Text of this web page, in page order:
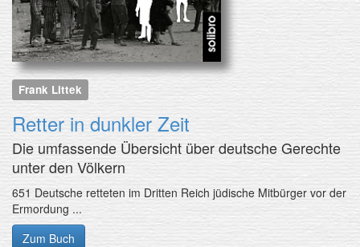
Frank Littek
Retter in dunkler Zeit
Die umfassende Übersicht über deutsche Gerechte
unter den Völkern
651 Deutsche retteten im Dritten Reich jüdische Mitbürger vor der
Ermordung ...
Zum Buch